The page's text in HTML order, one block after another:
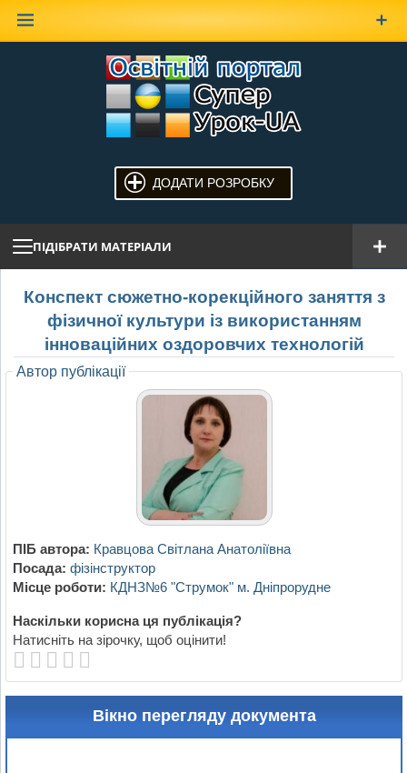
ДОДАТИ РОЗРОБКУ
ПІДІБРАТИ МАТЕРІАЛИ
Конспект сюжетно-корекційного заняття з
фізичної культури із використанням
інноваційних оздоровчих технологій
Автор публікації
ПІБ автора: Кравцова Світлана Анатоліївна
Посада: фізінструктор
Місце роботи: КДНЗ№6 "Струмок" м. Дніпрорудне
Наскільки корисна ця публікація?
Натисніть на зірочку, щоб оцінити!
Вікно перегляду документа